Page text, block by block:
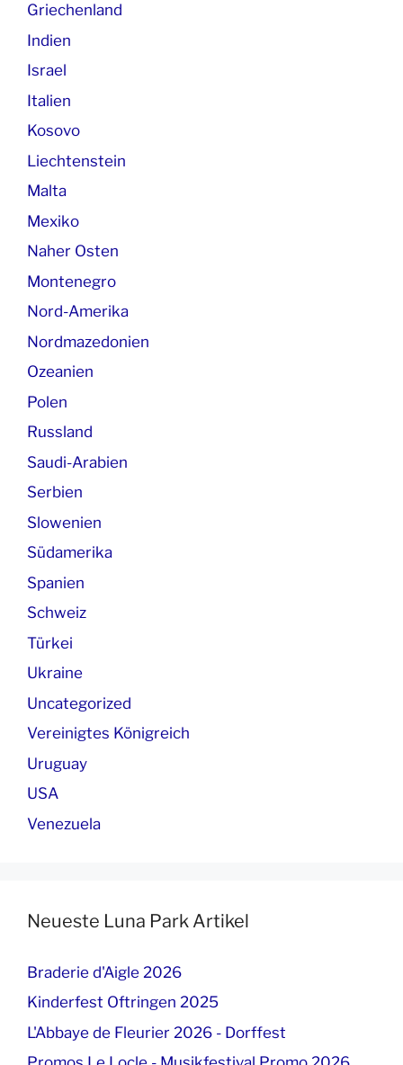
Griechenland
Indien
Israel
Italien
Kosovo
Liechtenstein
Malta
Mexiko
Naher Osten
Montenegro
Nord-Amerika
Nordmazedonien
Ozeanien
Polen
Russland
Saudi-Arabien
Serbien
Slowenien
Südamerika
Spanien
Schweiz
Türkei
Ukraine
Uncategorized
Vereinigtes Königreich
Uruguay
USA
Venezuela
Neueste Luna Park Artikel
Braderie d'Aigle 2026
Kinderfest Oftringen 2025
L'Abbaye de Fleurier 2026 - Dorffest